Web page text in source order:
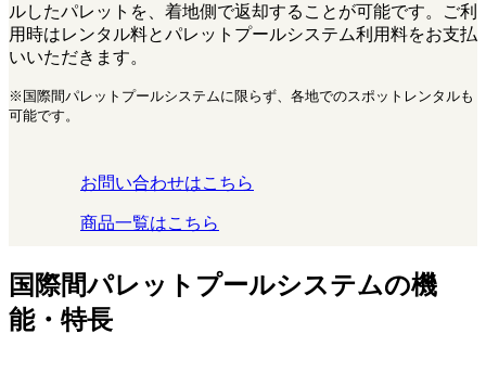
ルしたパレットを、着地側で返却することが可能です。ご利
用時はレンタル料とパレットプールシステム利用料をお支払
いいただきます。
※国際間パレットプールシステムに限らず、各地でのスポットレンタルも
可能です。
お問い合わせはこちら
商品一覧はこちら
国際間パレットプールシステムの機
能・特長